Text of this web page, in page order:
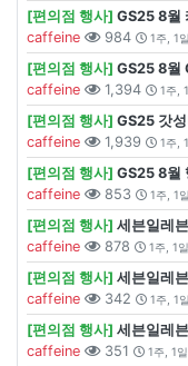
[편의점 행사] GS25 8월
caffeine
984 1주, 1
[편의점 행사] GS25 8월
caffeine
1,394 1주,
[편의점 행사] GS25 갓
caffeine
1,939 1주,
[편의점 행사] GS25 8월
caffeine
853 1주, 1
[편의점 행사] 세븐일레
caffeine
878 1주, 1
[편의점 행사] 세븐일레
caffeine
342 1주, 1
[편의점 행사] 세븐일레
caffeine
351 1주, 1